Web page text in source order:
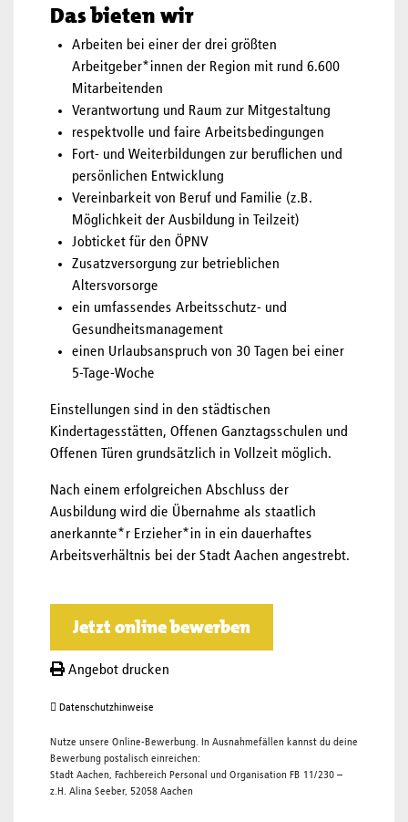
Das bieten wir
Arbeiten bei einer der drei größten
Arbeitgeber*innen der Region mit rund 6.600
Mitarbeitenden
Verantwortung und Raum zur Mitgestaltung
respektvolle und faire Arbeitsbedingungen
Fort- und Weiterbildungen zur beruflichen und
persönlichen Entwicklung
Vereinbarkeit von Beruf und Familie (z.B.
Möglichkeit der Ausbildung in Teilzeit)
Jobticket für den ÖPNV
Zusatzversorgung zur betrieblichen
Altersvorsorge
ein umfassendes Arbeitsschutz- und
Gesundheitsmanagement
einen Urlaubsanspruch von 30 Tagen bei einer
5-Tage-Woche
Einstellungen sind in den städtischen
Kindertagesstätten, Offenen Ganztagsschulen und
Offenen Türen grundsätzlich in Vollzeit möglich.
Nach einem erfolgreichen Abschluss der
Ausbildung wird die Übernahme als staatlich
anerkannte*r Erzieher*in in ein dauerhaftes
Arbeitsverhältnis bei der Stadt Aachen angestrebt.
Jetzt online bewerben
Angebot drucken
Datenschutzhinweise
Nutze unsere Online-Bewerbung. In Ausnahmefällen kannst du deine
Bewerbung postalisch einreichen:
Stadt Aachen, Fachbereich Personal und Organisation FB 11/230 –
z.H. Alina Seeber, 52058 Aachen